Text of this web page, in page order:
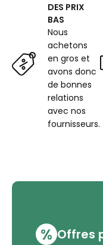
DES PRIX
BAS
Nous
achetons
en gros et
avons donc
de bonnes
relations
avec nos
fournisseurs.
% Offres